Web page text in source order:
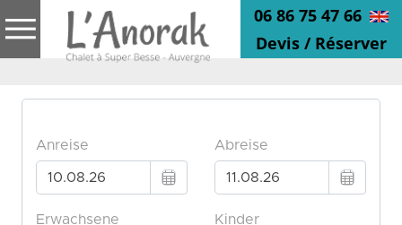
06 86 75 47 66
Devis / Réserver